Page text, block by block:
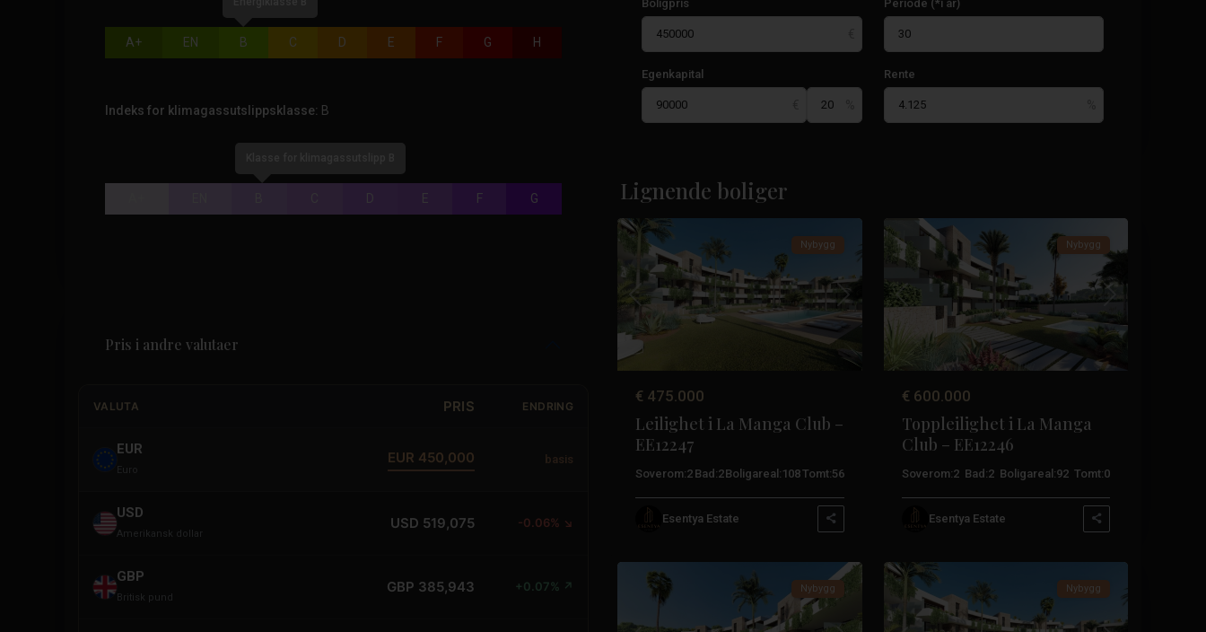
A+ EN B C D E F G H
Indeks for klimagassutslippsklasse: B
D E F G
Pris i andre valutaer
VALUTA PRIS ENDRING
EUR
Euro
EUR 450,000 basis
USD
Amerikansk dollar
USD 519,075 -0.06% ↘
GBP
Britisk pund
GBP 385,943 +0.07% ↗
Boligpris
Egenkapital
Periode (*i år)
Rente
Lignende boliger
Manga-
klubben
Tidligere Neste
Nybygg
€ 475.000
Leilighet i La Manga Club –
EE12247
Soverom:2 Bad:2Boligareal: 108Tomt:56
Esentya Estate
Tidligere Neste
Nybygg
€ 600.000
Toppleilighet i La Manga
Club – EE12246
Soverom:2 Bad:2 Boligareal:92 Tomt:0
Esentya Estate
Manga-
Nybygg
Manga-
Nybygg